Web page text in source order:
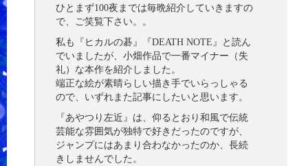
ひとまず100夜までは毎晩紹介していきますの
で、ご笑覧下さい。。
私も『ヒカルの碁』『DEATH NOTE』と読ん
でいましたが、小畑作品で一番マイナー（失
礼）な本作を紹介しました。
端正な絵が素晴らしい描き手でいらっしゃる
ので、いずれまた記事にしたいと思います。
『あやつり左近』は、仰るとおり和風で伝統
芸能な雰囲気が独特で好きだったのですが、
ジャンプにはあまり合わなかったのか、長続
きしませんでした。